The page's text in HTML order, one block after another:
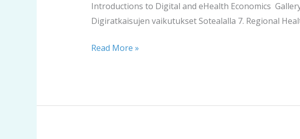
Introductions to Digital and eHealth Economics
Digiratkaisujen vaikutukset Sotealalla 7. Regional
Read More »